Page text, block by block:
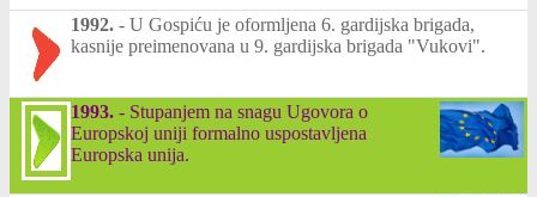
1992. - U Gospiću je oformljena 6. gardijska brigada,
kasnije preimenovana u 9. gardijska brigada "Vukovi".
1993. - Stupanjem na snagu Ugovora o
Europskoj uniji formalno uspostavljena
Europska unija.